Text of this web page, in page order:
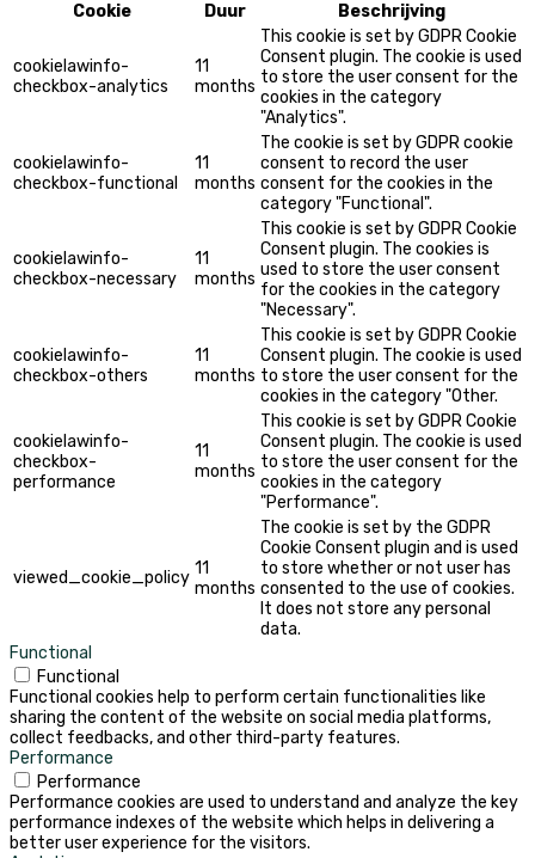
Cookie
Duur Beschrijving
cookielawinfo-
checkbox-analytics
11
months
This cookie is set by GDPR Cookie
Consent plugin. The cookie is used
to store the user consent for the
cookies in the category
"Analytics".
cookielawinfo-
checkbox-functional
11
months
The cookie is set by GDPR cookie
consent to record the user
consent for the cookies in the
category "Functional".
cookielawinfo-
checkbox-necessary
11
months
This cookie is set by GDPR Cookie
Consent plugin. The cookies is
used to store the user consent
for the cookies in the category
"Necessary".
cookielawinfo-
checkbox-others
11
months
This cookie is set by GDPR Cookie
Consent plugin. The cookie is used
to store the user consent for the
cookies in the category "Other.
cookielawinfo-
checkbox-
performance
11
months
This cookie is set by GDPR Cookie
Consent plugin. The cookie is used
to store the user consent for the
cookies in the category
"Performance".
viewed_cookie_policy 11
months
The cookie is set by the GDPR
Cookie Consent plugin and is used
to store whether or not user has
consented to the use of cookies.
It does not store any personal
data.
Functional
Functional
Functional cookies help to perform certain functionalities like
sharing the content of the website on social media platforms,
collect feedbacks, and other third-party features.
Performance
Performance
Performance cookies are used to understand and analyze the key
performance indexes of the website which helps in delivering a
better user experience for the visitors.